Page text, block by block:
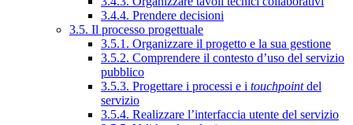
3.4.4. Prendere decisioni
3.5. Il processo progettuale
3.5.1. Organizzare il progetto e la sua gestione
3.5.2. Comprendere il contesto d’uso del servizio
pubblico
3.5.3. Progettare i processi e i touchpointdel
servizio
3.5.4. Realizzare l’interfaccia utente del servizio